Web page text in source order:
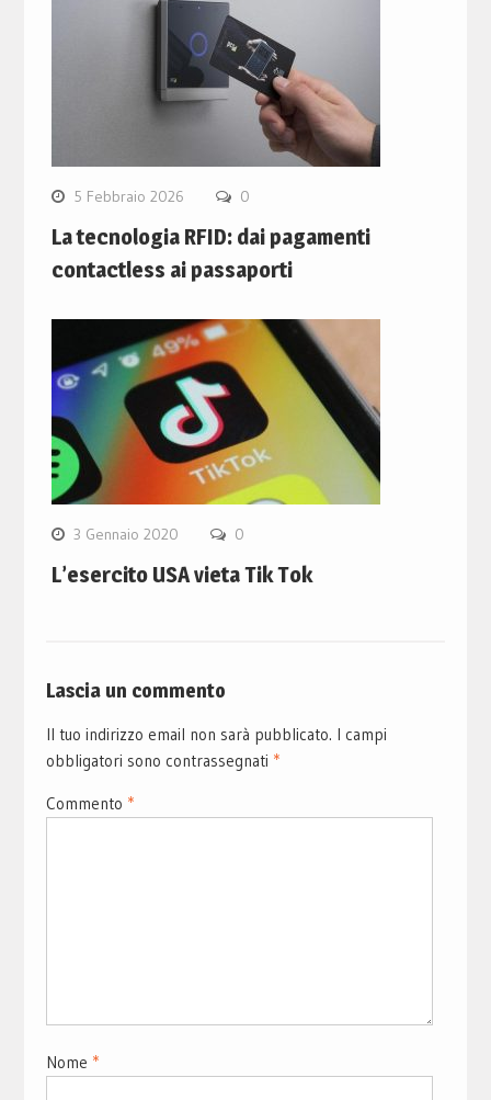
5 Febbraio 2026 0
La tecnologia RFID: dai pagamenti
contactless ai passaporti
3 Gennaio 2020 0
L’esercito USA vieta Tik Tok
Lascia un commento
Il tuo indirizzo email non sarà pubblicato. I campi
obbligatori sono contrassegnati *
Commento *
Nome *